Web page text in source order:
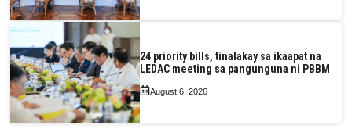
24 priority bills, tinalakay sa ikaapat na
LEDAC meeting sa pangunguna ni PBBM
August 6, 2026